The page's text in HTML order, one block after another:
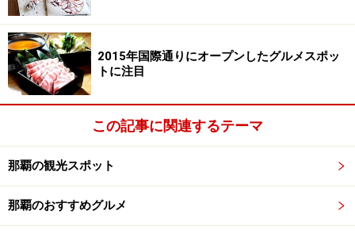
2015年国際通りにオープンしたグルメスポッ
トに注目
この記事に関連するテーマ
那覇の観光スポット
那覇のおすすめグルメ